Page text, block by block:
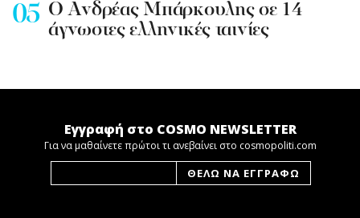
Ο Ανδρέας Μπάρκουλης σε 14
άγνωστες ελληνικές ταινίες
Εγγραφή στο COSMO NEWSLETTER
Για να μαθαίνετε πρώτοι τι ανεβαίνει στο cosmopoliti.com